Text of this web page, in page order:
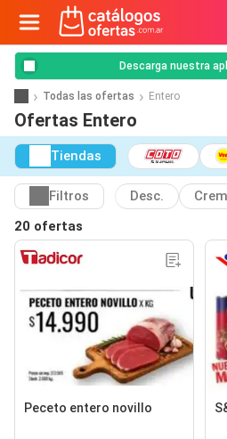
Descarga nuestra
Todas las ofertas Entero
Ofertas Entero
Tiendas
Filtros Desc.
20 ofertas
Peceto entero novillo